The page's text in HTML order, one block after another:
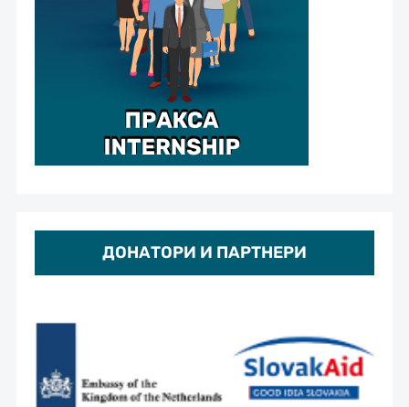
ДОНАТОРИ И ПАРТНЕРИ